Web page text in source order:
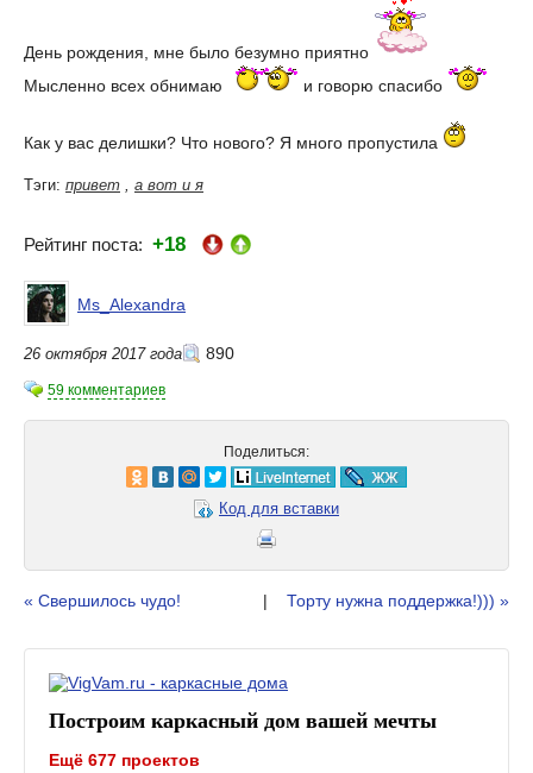
День рождения, мне было безумно приятно
Мысленно всех обнимаю
и говорю спасибо
Как у вас делишки? Что нового? Я много пропустила
Тэги: привет , а вот и я
Рейтинг поста: +18
Ms_Alexandra
26 октября 2017 года 890
59 комментариев
Поделиться:
Код для вставки
« Свершилось чудо! | Торту нужна поддержка!))) »
Построим каркасный дом вашей мечты
Ещё 677 проектов